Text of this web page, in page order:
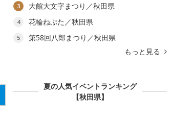
3 大館大文字まつり／秋田県
4 花輪ねぷた／秋田県
5
第58回八郎まつり／秋田県
もっと見る
夏の人気イベントランキング
【秋田県】